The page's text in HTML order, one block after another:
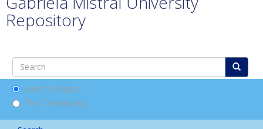
Repository
Search DSpace
This Community